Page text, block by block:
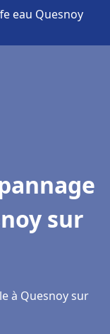
eau Quesnoy
sur
à Quesnoy sur